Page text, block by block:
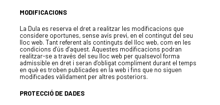
MODIFICACIONS
La Dula es reserva el dret a realitzar les modificacions que
considere oportunes, sense avís previ, en el contingut del seu
lloc web. Tant referent als continguts del lloc web, com en les
condicions d’ús d’aquest. Aquestes modificacions podran
realitzar-se a través del seu lloc web per qualsevol forma
admissible en dret i seran d’obligat compliment durant el temps
en què es troben publicades en la web i fins que no siguen
modificades vàlidament per altres posteriors.
PROTECCIÓ DE DADES